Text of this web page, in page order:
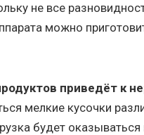
не все
можно
приведёт к
мелкие кусочки
будет